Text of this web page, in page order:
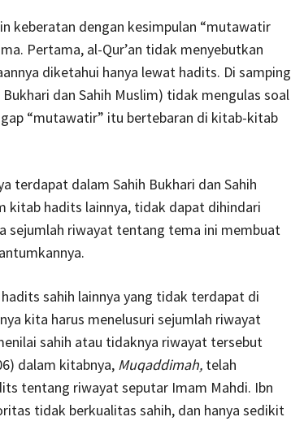
keberatan dengan kesimpulan “mutawatir
Pertama, al-Qur’an tidak menyebutkan
diketahui hanya lewat hadits. Di samping
dan Sahih Muslim) tidak mengulas soal
“mutawatir” itu bertebaran di kitab-kitab
terdapat dalam Sahih Bukhari dan Sahih
kitab hadits lainnya, tidak dapat dihindari
sejumlah riwayat tentang tema ini membuat
sahih lainnya yang tidak terdapat di
kita harus menelusuri sejumlah riwayat
sahih atau tidaknya riwayat tersebut
dalam kitabnya, Muqaddimah,telah
tentang riwayat seputar Imam Mahdi. Ibn
tidak berkualitas sahih, dan hanya sedikit